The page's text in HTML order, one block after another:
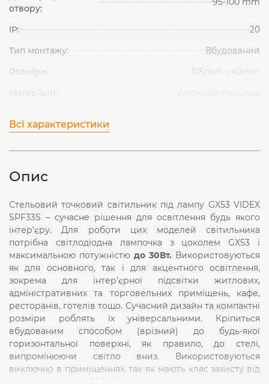
отвору:
IP:
20
Тип монтажу:
Вбудований
Розміри:
105mm x 40mm
Всі характеристики
Опис
Стельовий точковий світильник під лампу GX53 VIDEX
SPF33S – сучасне рішення для освітлення будь якого
інтер’єру. Для роботи цих моделей світильника
потрібна світлодіодна лампочка з цоколем GX53 і
максимальною потужністю до 30Вт. Використовуються
як для основного, так і для акцентного освітлення,
зокрема для інтер'єрної підсвітки житлових,
адміністративних та торговельних приміщень, кафе,
ресторанів, готелів тощо. Сучасний дизайн та компактні
розміри роблять їх універсальними. Кріпиться
вбудованим способом (врізний) до будь-якої
горизонтальної поверхні, як правило, до стелі,
випромінюючи світло вниз. Використовуються
виключно в приміщеннях, так як мають клас захисту від
IP20
. Не містить шкідливих речовин.